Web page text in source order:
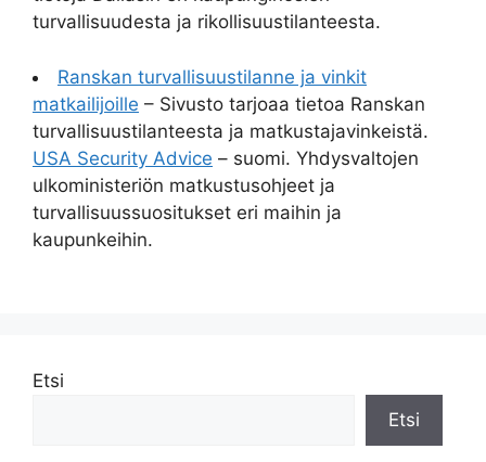
turvallisuudesta ja rikollisuustilanteesta.
Ranskan turvallisuustilanne ja vinkit
matkailijoille – Sivusto tarjoaa tietoa Ranskan
turvallisuustilanteesta ja matkustajavinkeistä.
USA Security Advice – suomi. Yhdysvaltojen
ulkoministeriön matkustusohjeet ja
turvallisuussuositukset eri maihin ja
kaupunkeihin.
Etsi
Etsi